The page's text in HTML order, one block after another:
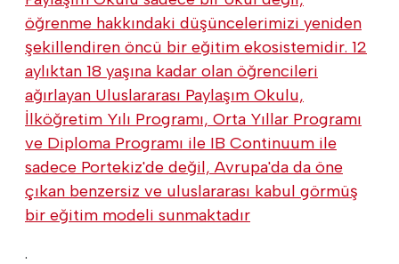
öğrenme hakkındaki düşüncelerimizi yeniden
şekillendiren öncü bir eğitim ekosistemidir. 12
aylıktan 18 yaşına kadar olan öğrencileri
ağırlayan Uluslararası Paylaşım Okulu,
İlköğretim Yılı Programı, Orta Yıllar Programı
ve Diploma Programı ile IB Continuum ile
sadece Portekiz'de değil, Avrupa'da da öne
çıkan benzersiz ve uluslararası kabul görmüş
bir eğitim modeli sunmaktadır
.